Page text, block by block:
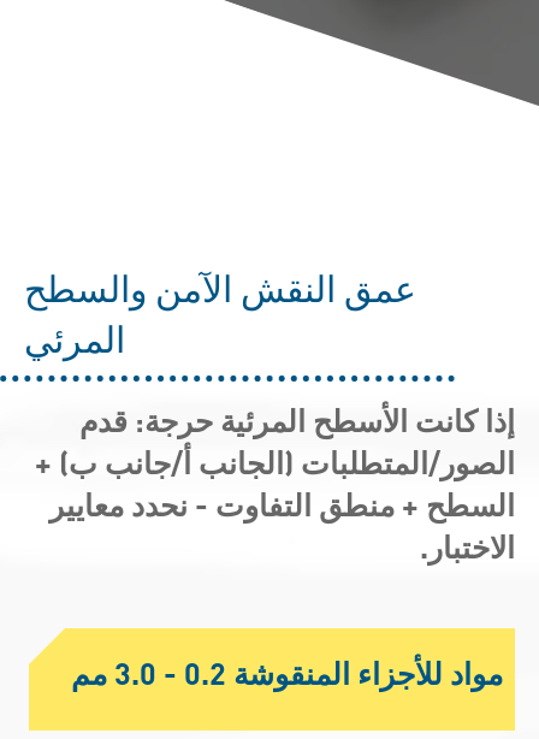
عمق النقش الآمن والسطح
المرئي
إذا كانت الأسطح المرئية حرجة: قدم
الصور/المتطلبات (الجانب أ/جانب ب) +
السطح + منطق التفاوت - نحدد معايير
الاختبار.
مواد للأجزاء المنقوشة 0.2 - 3.0 مم